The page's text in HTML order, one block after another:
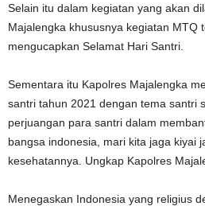
Selain itu dalam kegiatan yang akan
Majalengka khususnya kegiatan MTQ
mengucapkan Selamat Hari Santri.
Sementara itu Kapolres Majalengka
santri tahun 2021 dengan tema santri
perjuangan para santri dalam
bangsa indonesia, mari kita jaga kiyai
kesehatannya. Ungkap Kapolres
Menegaskan Indonesia yang religius